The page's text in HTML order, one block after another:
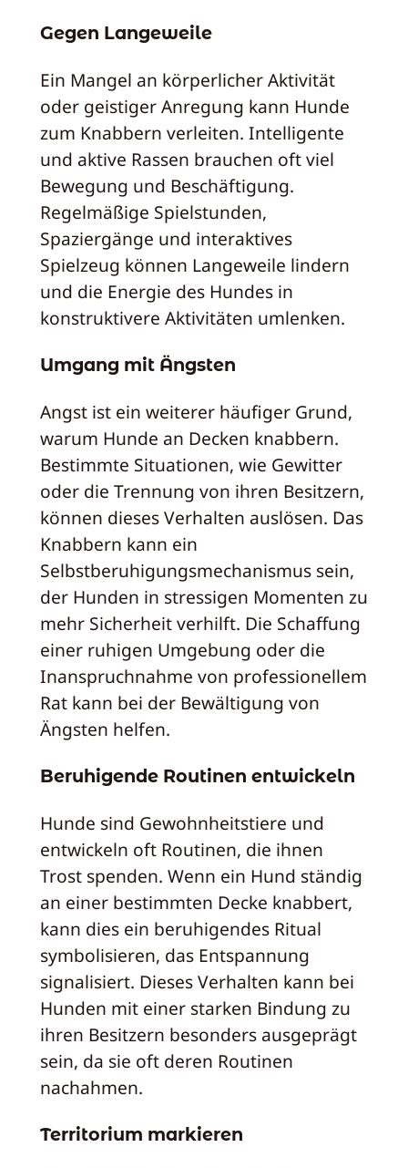
Gegen Langeweile
Ein Mangel an körperlicher Aktivität
oder geistiger Anregung kann Hunde
zum Knabbern verleiten. Intelligente
und aktive Rassen brauchen oft viel
Bewegung und Beschäftigung.
Regelmäßige Spielstunden,
Spaziergänge und interaktives
Spielzeug können Langeweile lindern
und die Energie des Hundes in
konstruktivere Aktivitäten umlenken.
Umgang mit Ängsten
Angst ist ein weiterer häufiger Grund,
warum Hunde an Decken knabbern.
Bestimmte Situationen, wie Gewitter
oder die Trennung von ihren Besitzern,
können dieses Verhalten auslösen. Das
Knabbern kann ein
Selbstberuhigungsmechanismus sein,
der Hunden in stressigen Momenten zu
mehr Sicherheit verhilft. Die Schaffung
einer ruhigen Umgebung oder die
Inanspruchnahme von professionellem
Rat kann bei der Bewältigung von
Ängsten helfen.
Beruhigende Routinen entwickeln
Hunde sind Gewohnheitstiere und
entwickeln oft Routinen, die ihnen
Trost spenden. Wenn ein Hund ständig
an einer bestimmten Decke knabbert,
kann dies ein beruhigendes Ritual
symbolisieren, das Entspannung
signalisiert. Dieses Verhalten kann bei
Hunden mit einer starken Bindung zu
ihren Besitzern besonders ausgeprägt
sein, da sie oft deren Routinen
nachahmen.
Territorium markieren